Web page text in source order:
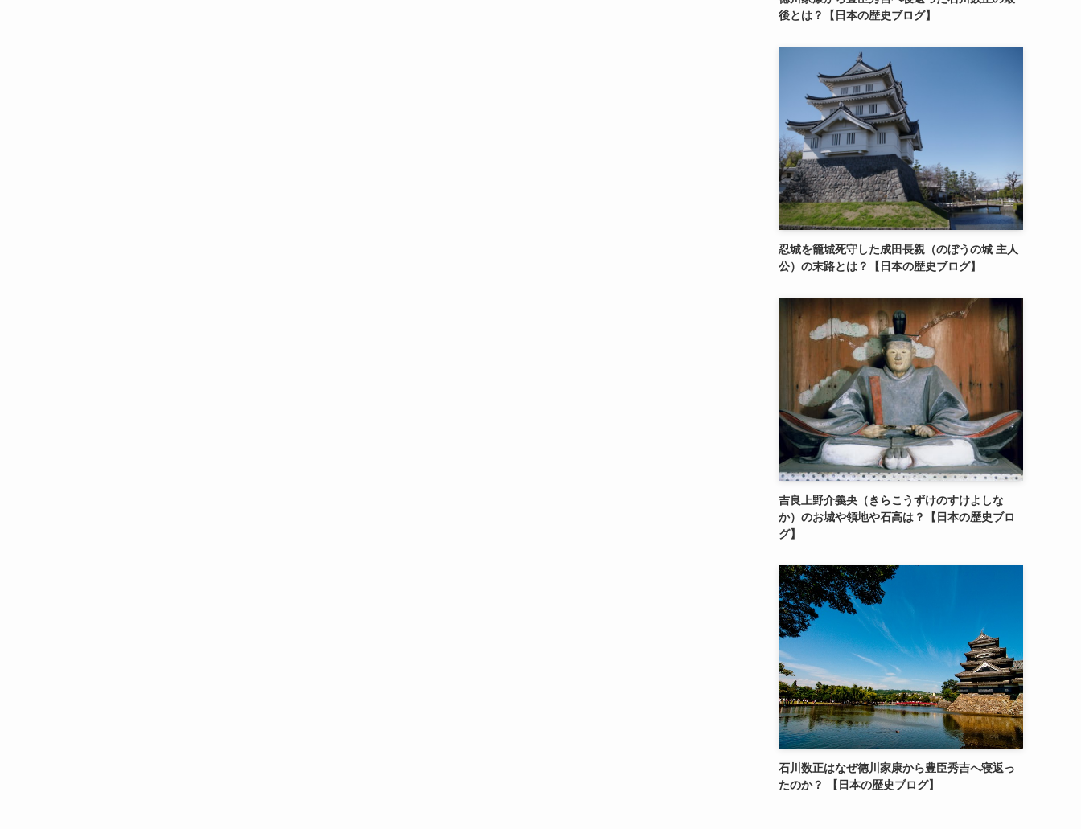
後とは？【日本の歴史ブログ】
忍城を籠城死守した成田長親（のぼうの城 主人
公）の末路とは？【日本の歴史ブログ】
吉良上野介義央（きらこうずけのすけよしな
か）のお城や領地や石高は？【日本の歴史ブロ
グ】
石川数正はなぜ徳川家康から豊臣秀吉へ寝返っ
たのか？ 【日本の歴史ブログ】